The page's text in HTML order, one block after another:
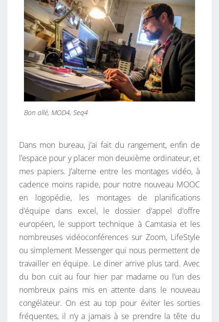
Bon allé, MOD4, Seq4
Dans mon bureau, j’ai fait du rangement, enfin de
l’espace pour y placer mon deuxième ordinateur, et
mes papiers. J’alterne entre les montages vidéo, à
cadence moins rapide, pour notre nouveau MOOC
en logopédie, les montages de planifications
d’équipe dans excel, le dossier d’appel d’offre
européen, le support technique à Camtasia et les
nombreuses vidéoconférences sur Zoom, LifeStyle
ou simplement Messenger qui nous permettent de
travailler en équipe. Le diner arrive plus tard. Avec
du bon cuit au four hier par madame ou l’un des
nombreux pains mis en attente dans le nouveau
congélateur. On est au top pour éviter les sorties
fréquentes, il n’y a jamais à se prendre la tête du